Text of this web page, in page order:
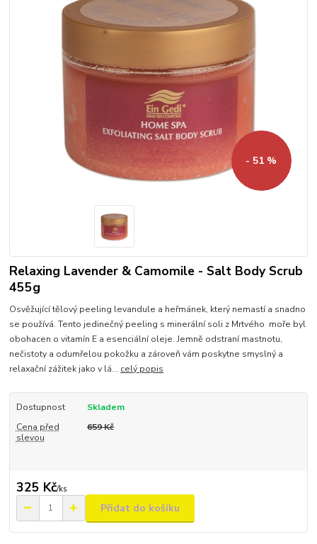
- 51 %
Relaxing Lavender & Camomile - Salt Body Scrub
455g
Osvěžující tělový peeling levandule a heřmánek, který nemastí a snadno
se používá. Tento jedinečný peeling s minerální soli z Mrtvého moře byl
obohacen o vitamín E a esenciální oleje. Jemně odstraní mastnotu,
nečistoty a odumřelou pokožku a zároveň vám poskytne smyslný a
relaxační zážitek jako v lá... celý popis
Dostupnost
Skladem
Cena před
slevou
659 Kč
325 Kč/ks
Přidat do košíku